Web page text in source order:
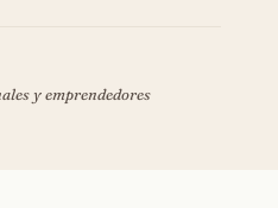
y emprendedores